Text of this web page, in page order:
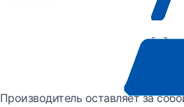
оставляет за